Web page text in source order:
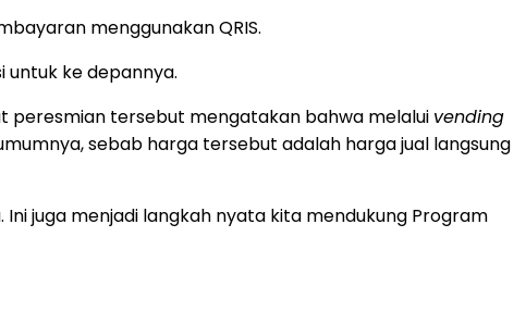
menggunakan QRIS.
untuk ke depannya.
peresmian tersebut mengatakan bahwa melalui vending
sebab harga tersebut adalah harga jual langsung
juga menjadi langkah nyata kita mendukung Program